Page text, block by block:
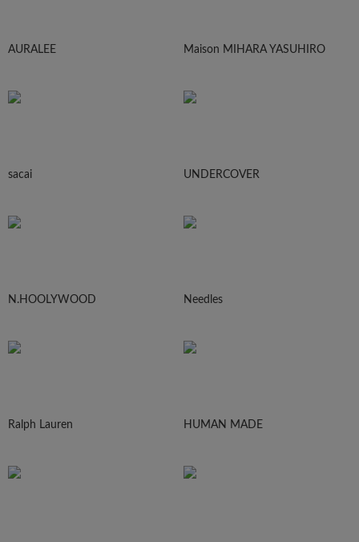
AURALEE Maison MIHARA YASUHIRO
sacai UNDERCOVER
N.HOOLYWOOD Needles
Ralph Lauren HUMAN MADE